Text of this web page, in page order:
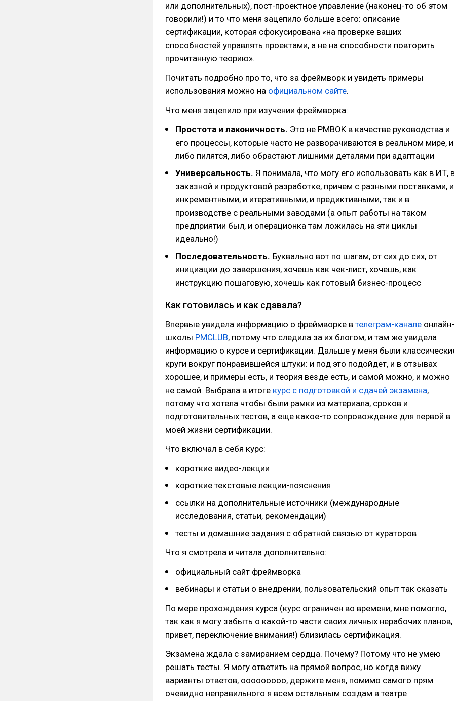
или дополнительных), пост-проектное управление (наконец-то об этом
говорили!) и то что меня зацепило больше всего: описание
сертификации, которая сфокусирована «на проверке ваших
способностей управлять проектами, а не на способности повторить
прочитанную теорию».
Почитать подробно про то, что за фреймворк и увидеть примеры
использования можно на официальном сайте.
Что меня зацепило при изучении фреймворка:
Простота и лаконичность. Это не PMBOK в качестве руководства и
его процессы, которые часто не разворачиваются в реальном мире, и
либо пилятся, либо обрастают лишними деталями при адаптации
Универсальность. Я понимала, что могу его использовать как в ИТ,
заказной и продуктовой разработке, причем с разными поставками, и
инкрементными, и итеративными, и предиктивными, так и в
производстве с реальными заводами (а опыт работы на таком
предприятии был, и операционка там ложилась на эти циклы
идеально!)
Последовательность. Буквально вот по шагам, от сих до сих, от
инициации до завершения, хочешь как чек-лист, хочешь, как
инструкцию пошаговую, хочешь как готовый бизнес-процесс
Как готовилась и как сдавала?
Впервые увидела информацию о фреймворке в телеграм-канале онлайн-
школы PMCLUB, потому что следила за их блогом, и там же увидела
информацию о курсе и сертификации. Дальше у меня были
круги вокруг понравившейся штуки: и под это подойдет, и в отзывах
хорошее, и примеры есть, и теория везде есть, и самой можно, и можно
не самой. Выбрала в итоге курс с подготовкой и сдачей экзамена,
потому что хотела чтобы были рамки из материала, сроков и
подготовительных тестов, а еще какое-то сопровождение для первой в
моей жизни сертификации.
Что включал в себя курс:
короткие видео-лекции
короткие текстовые лекции-пояснения
ссылки на дополнительные источники (международные
исследования, статьи, рекомендации)
тесты и домашние задания с обратной связью от кураторов
Что я смотрела и читала дополнительно:
официальный сайт фреймворка
вебинары и статьи о внедрении, пользовательский опыт так сказать
По мере прохождения курса (курс ограничен во времени, мне помогло,
так как я могу забыть о какой-то части своих личных нерабочих планов,
привет, переключение внимания!) близилась сертификация.
Экзамена ждала с замиранием сердца. Почему? Потому что не умею
решать тесты. Я могу ответить на прямой вопрос, но когда вижу
варианты ответов, ооооооооо, держите меня, помимо самого прям
очевидно неправильного я всем остальным создам в театре